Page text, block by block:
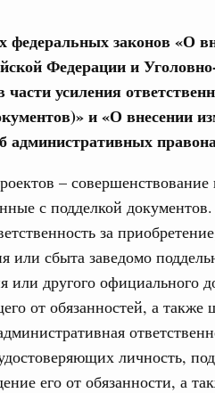
федеральных законов «О
Федерации и
усиления
и «О внесении
административных
–
с подделкой
за
или сбыта заведомо
или другого официального
от обязанностей, а
личность,
его от обязанности, а
6 мая, среда
№15)
бюджетные ассигнования.
№14)
вторник
№13)